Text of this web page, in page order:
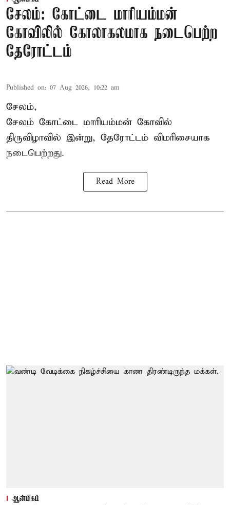
சேலம்: கோட்டை மாரியம்மன்
கோவிலில் கோலாகலமாக நடைபெற்ற
தேரோட்டம்
Published on: 07 Aug 2026, 10:22 am
சேலம்,
சேலம் கோட்டை மாரியம்மன் கோவில்
திருவிழாவில் இன்று, தேரோட்டம் விமரிசையாக
நடைபெற்றது.
Read More
ஆன்மிகம்